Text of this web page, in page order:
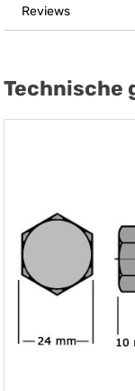
Reviews
Technische